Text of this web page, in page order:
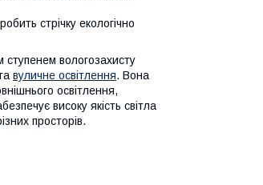
стрічку екологічно
ступенем вологозахисту
вуличне освітлення. Вона
освітлення,
високу якість світла
просторів.